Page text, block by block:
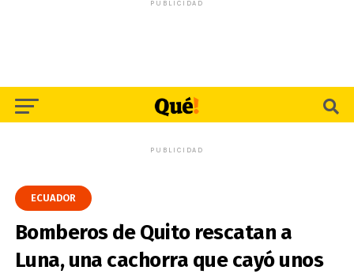
PUBLICIDAD
PUBLICIDAD
ECUADOR
Bomberos de Quito rescatan a
Luna, una cachorra que cayó unos